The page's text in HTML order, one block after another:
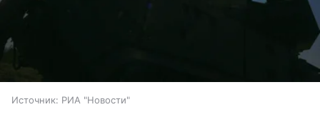
Источник: РИА "Новости"